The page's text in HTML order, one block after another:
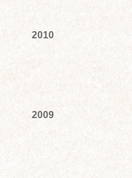
2010
2009